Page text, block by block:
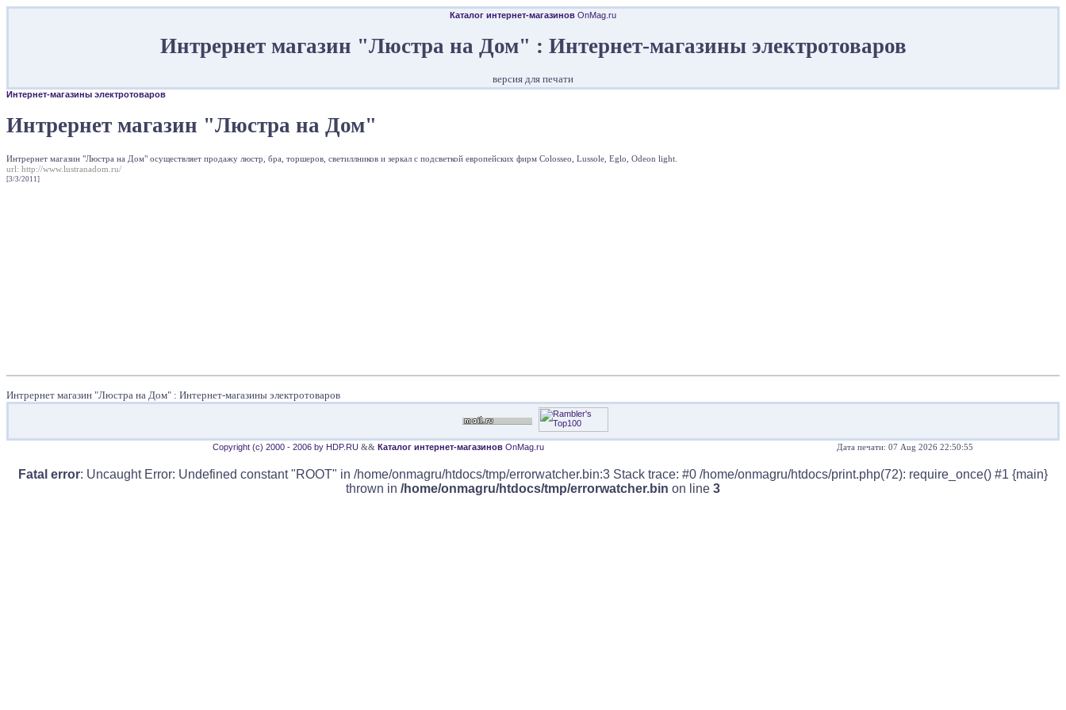
Каталог интернет-магазинов OnMag.ru
Интрернет магазин "Люстра на Дом" : Интернет-магазины электротоваров
версия для печати
Интернет-магазины электротоваров
Интрернет магазин "Люстра на Дом"
Интрернет магазин "Люстра на Дом" осуществляет продажу люстр, бра, торшеров, светиллников и зеркал с подсветкой европейских фирм Colosseo, Lussole, Eglo, Odeon light.
url: http://www.lustranadom.ru/
[3/3/2011]
Интрернет магазин "Люстра на Дом" : Интернет-магазины электротоваров
Copyright (c) 2000 - 2006 by HDP.RU && Каталог интернет-магазиновOnMag.ru Дата печати: 07 Aug 2026 22:50:55
Fatal error: Uncaught Error: Undefined constant "ROOT" in /home/onmagru/htdocs/tmp/errorwatcher.bin:3 Stack trace: #0 /home/onmagru/htdocs/print.php(72): require_once() #1 {main}
thrown in /home/onmagru/htdocs/tmp/errorwatcher.bin on line 3